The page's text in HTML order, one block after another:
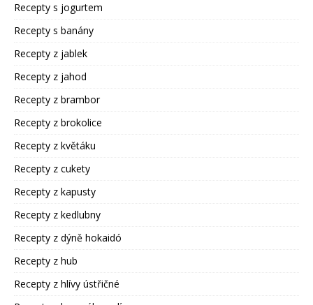
Recepty s jogurtem
Recepty s banány
Recepty z jablek
Recepty z jahod
Recepty z brambor
Recepty z brokolice
Recepty z květáku
Recepty z cukety
Recepty z kapusty
Recepty z kedlubny
Recepty z dýně hokaidó
Recepty z hub
Recepty z hlívy ústřičné